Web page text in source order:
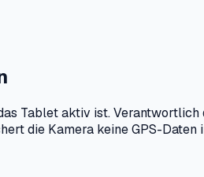
Tablet aktiv ist.
die Kamera keine GPS-Daten